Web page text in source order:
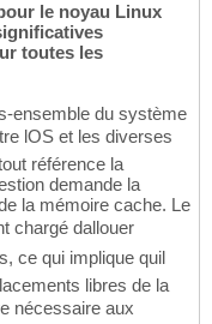
le noyau Linux
toutes les
ensemble du système
lOS et les diverses
référence la
demande la
la mémoire cache. Le
chargé dallouer
ce qui implique quil
libres de la
nécessaire aux